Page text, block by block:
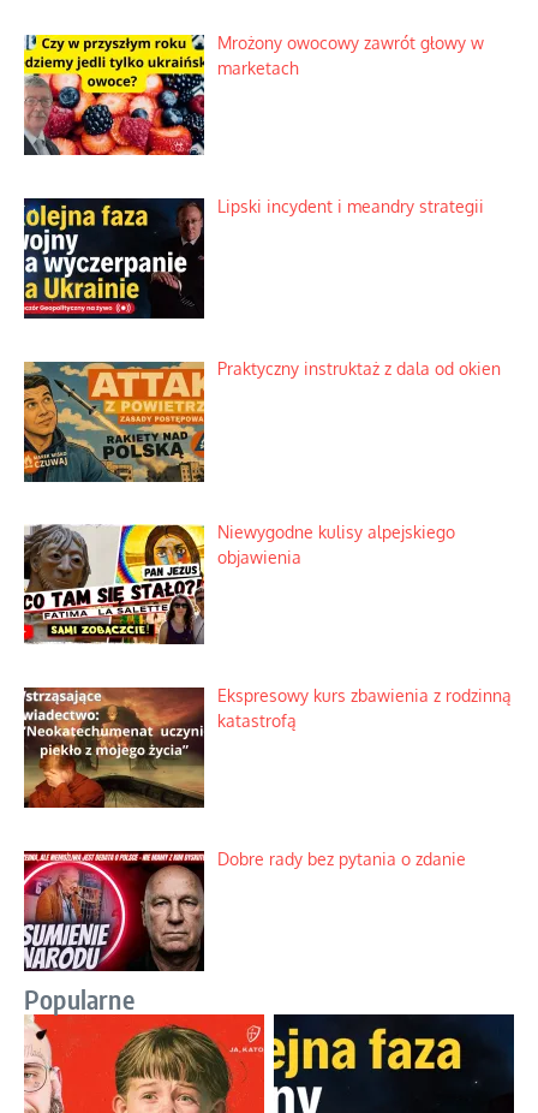
Mrożony owocowy zawrót głowy w
marketach
Lipski incydent i meandry strategii
Praktyczny instruktaż z dala od okien
Niewygodne kulisy alpejskiego
objawienia
Ekspresowy kurs zbawienia z rodzinną
katastrofą
Dobre rady bez pytania o zdanie
Popularne